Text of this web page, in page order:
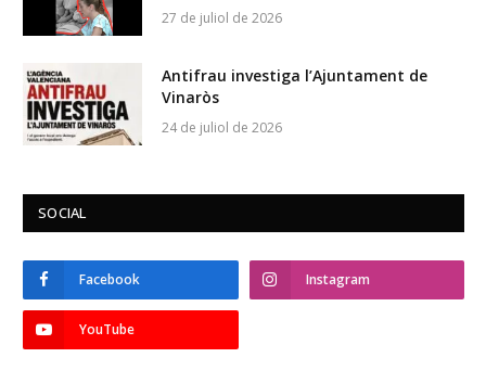
27 de juliol de 2026
Antifrau investiga l’Ajuntament de
Vinaròs
24 de juliol de 2026
SOCIAL
Facebook Instagram
YouTube